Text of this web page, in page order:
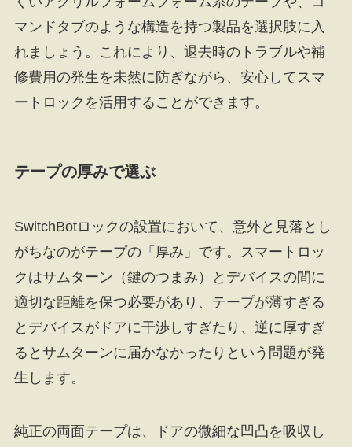
マンドタブのような構造を持つ製品を選択肢に入
れましょう。これにより、退去時のトラブルや補
修費用の発生を未然に防ぎながら、安心してスマ
ートロックを活用することができます。
テープの厚みで選ぶ
SwitchBotロックの設置において、意外と見落とし
がちなのがテープの「厚み」です。スマートロッ
クはサムターン（鍵のつまみ）とデバイスの間に
適切な距離を保つ必要があり、テープが薄すぎる
とデバイスがドアに干渉しすぎたり、逆に厚すぎ
るとサムターンに届かなかったりという問題が発
生します。
純正の両面テープは、ドアの微細な凹凸を吸収し